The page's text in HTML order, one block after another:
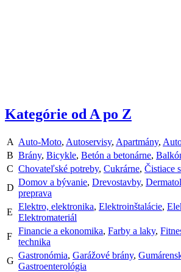
Kategórie od A po Z
A Auto-Moto, Autoservisy, Apartmány,
B Brány, Bicykle, Betón a betonárne,
C Chovateľské potreby, Cukrárne, Čistiace
D
Domov a bývanie, Drevostavby,
preprava
E
Elektro, elektronika, Elektroinštalácie,
Elektromateriál
F
Financie a ekonomika, Farby a laky,
technika
G
Gastronómia, Garážové brány,
Gastroenterológia